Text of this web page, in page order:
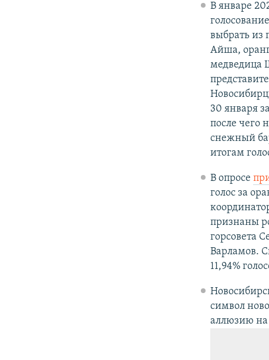
В январе
выбрать из
Айша,
медведица
30 января
после чего
снежный
итогам
В опросе
голос за
признаны
горсовета
Варламов.
11,94%
символ
аллюзию на